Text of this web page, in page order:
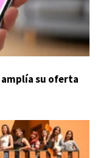
amplía su oferta